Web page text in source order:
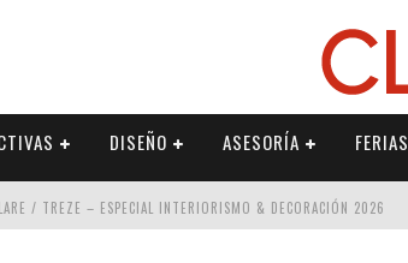
DISEÑO ASESORÍA FERIAS
/ TREZE – ESPECIAL INTERIORISMO & DECORACIÓN 2026